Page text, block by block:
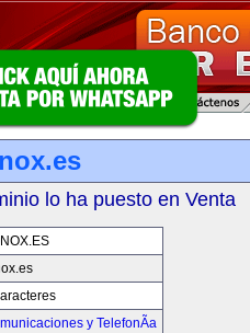
lo ha puesto en Venta
y TelefonÃ­a